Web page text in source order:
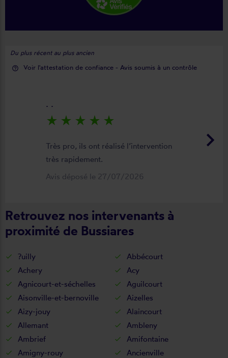
Du plus récent au plus ancien
help_outline Voir l'attestation de confiance - Avis soumis à un contrôle
keyboard_arrow_right
. .
star_rate star_rate star_rate star_rate star_rate
Très pro, ils ont réalisé l’intervention
très rapidement.
Avis déposé le 27/07/2026
Retrouvez nos intervenants à
proximité de Bussiares
?uilly
Abbécourt
Achery
Acy
Agnicourt-et-séchelles
Aguilcourt
Aisonville-et-bernoville
Aizelles
Aizy-jouy
Alaincourt
Allemant
Ambleny
Ambrief
Amifontaine
Amigny-rouy
Ancienville